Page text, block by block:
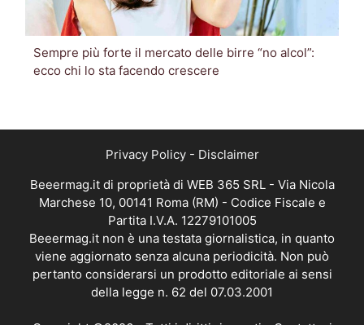
Sempre più forte il mercato delle birre “no alcol”:
ecco chi lo sta facendo crescere
Privacy Policy- Disclaimer
Beeermag.it di proprietà di WEB 365 SRL - Via Nicola
Marchese 10, 00141 Roma (RM) - Codice Fiscale e
Partita I.V.A. 12279101005
Beeermag.it non è una testata giornalistica, in quanto
viene aggiornato senza alcuna periodicità. Non può
pertanto considerarsi un prodotto editoriale ai sensi
della legge n. 62 del 07.03.2001